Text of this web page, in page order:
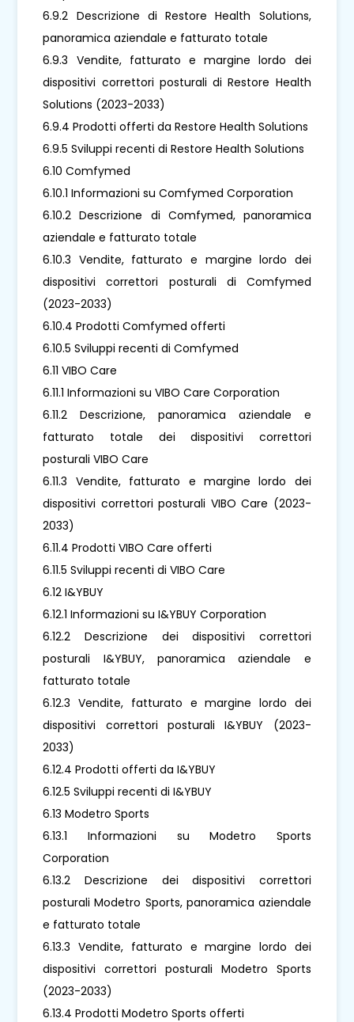
6.9.2 Descrizione di Restore Health Solutions,
panoramica aziendale e fatturato totale
6.9.3 Vendite, fatturato e margine lordo dei
dispositivi correttori posturali di Restore Health
Solutions (2023-2033)
6.9.4 Prodotti offerti da Restore Health Solutions
6.9.5 Sviluppi recenti di Restore Health Solutions
6.10 Comfymed
6.10.1 Informazioni su Comfymed Corporation
6.10.2 Descrizione di Comfymed, panoramica
aziendale e fatturato totale
6.10.3 Vendite, fatturato e margine lordo dei
dispositivi correttori posturali di Comfymed
(2023-2033)
6.10.4 Prodotti Comfymed offerti
6.10.5 Sviluppi recenti di Comfymed
6.11 VIBO Care
6.11.1 Informazioni su VIBO Care Corporation
6.11.2 Descrizione, panoramica aziendale e
fatturato totale dei dispositivi correttori
posturali VIBO Care
6.11.3 Vendite, fatturato e margine lordo dei
dispositivi correttori posturali VIBO Care (2023-
2033)
6.11.4 Prodotti VIBO Care offerti
6.11.5 Sviluppi recenti di VIBO Care
6.12 I&YBUY
6.12.1 Informazioni su I&YBUY Corporation
6.12.2 Descrizione dei dispositivi correttori
posturali I&YBUY, panoramica aziendale e
fatturato totale
6.12.3 Vendite, fatturato e margine lordo dei
dispositivi correttori posturali I&YBUY (2023-
2033)
6.12.4 Prodotti offerti da I&YBUY
6.12.5 Sviluppi recenti di I&YBUY
6.13 Modetro Sports
6.13.1 Informazioni su Modetro Sports
Corporation
6.13.2 Descrizione dei dispositivi correttori
posturali Modetro Sports, panoramica aziendale
e fatturato totale
6.13.3 Vendite, fatturato e margine lordo dei
dispositivi correttori posturali Modetro Sports
(2023-2033)
6.13.4 Prodotti Modetro Sports offerti